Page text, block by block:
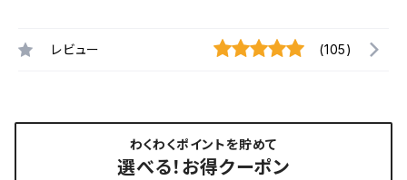
レビュー (105)
わくわくポイントを貯めて
選べる！お得クーポン